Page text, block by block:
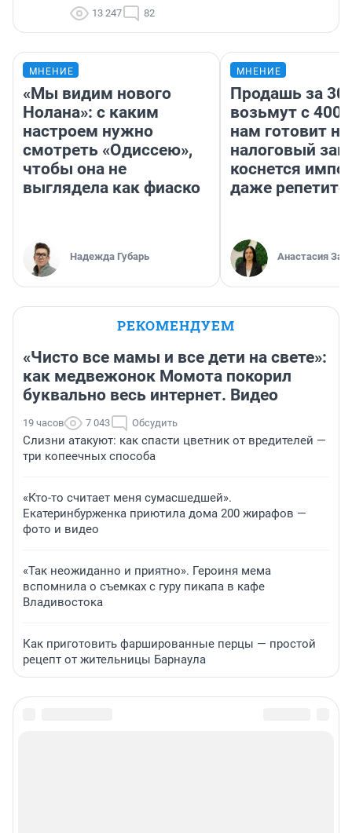
13 247 82
МНЕНИЕ
«Мы видим нового
Нолана»: с каким
настроем нужно
смотреть «Одиссею»,
чтобы она не
выглядела как фиаско
Надежда Губарь
МНЕНИЕ
Продашь за
возьмут с
нам готовит
налоговый
коснется
даже
Анастасия
РЕКОМЕНДУЕМ
«Чисто все мамы и все дети на свете»:
как медвежонок Момота покорил
буквально весь интернет. Видео
19 часов 7 043 Обсудить
Слизни атакуют: как спасти цветник от вредителей —
три копеечных способа
«Кто-то считает меня сумасшедшей».
Екатеринбурженка приютила дома 200 жирафов —
фото и видео
«Так неожиданно и приятно». Героиня мема
вспомнила о съемках с гуру пикапа в кафе
Владивостока
Как приготовить фаршированные перцы — простой
рецепт от жительницы Барнаула